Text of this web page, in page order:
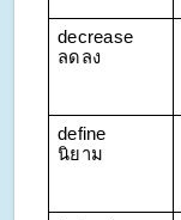
decrease
ลดลง
define
นิยาม